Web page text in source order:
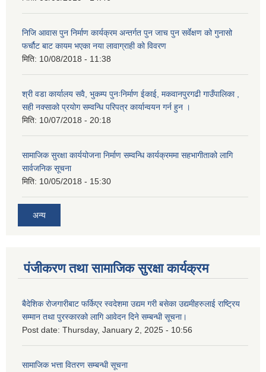
निजि आवास पुन निर्माण कार्यक्रम अन्तर्गत पुन जाच पुन सर्वेक्षण को गुनासो
फर्चौट बाट कायम भएका नया लावाग्राही को विवरण
मिति: 10/08/2018 - 11:38
श्री वडा कार्यालय सवै, भुकम्प पुनःनिर्माण ईकाई, मकवानपुरगढी गाउँपालिका ,
सही नक्साको प्रयोग सम्वन्धि परिपत्र कार्यान्वयन गर्न हुन ।
मिति: 10/07/2018 - 20:18
सामाजिक सुरक्षा कार्ययोजना निर्माण सम्वन्धि कार्यक्रममा सहभागीताको लागि
सार्वजनिक सूचना
मिति: 10/05/2018 - 15:30
अन्य
पंजीकरण तथा सामाजिक सुरक्षा कार्यक्रम
बैदेशिक रोजगारीबाट फर्किएर स्वदेशमा उद्यम गरी बसेका उद्यमीहरुलाई राष्‍ट्रिय
सम्मान तथा पुरस्कारको लागि आवेदन दिने सम्बन्धी सूचना।
Post date: Thursday, January 2, 2025 - 10:56
सामाजिक भत्ता वितरण सम्बन्धी सूचना